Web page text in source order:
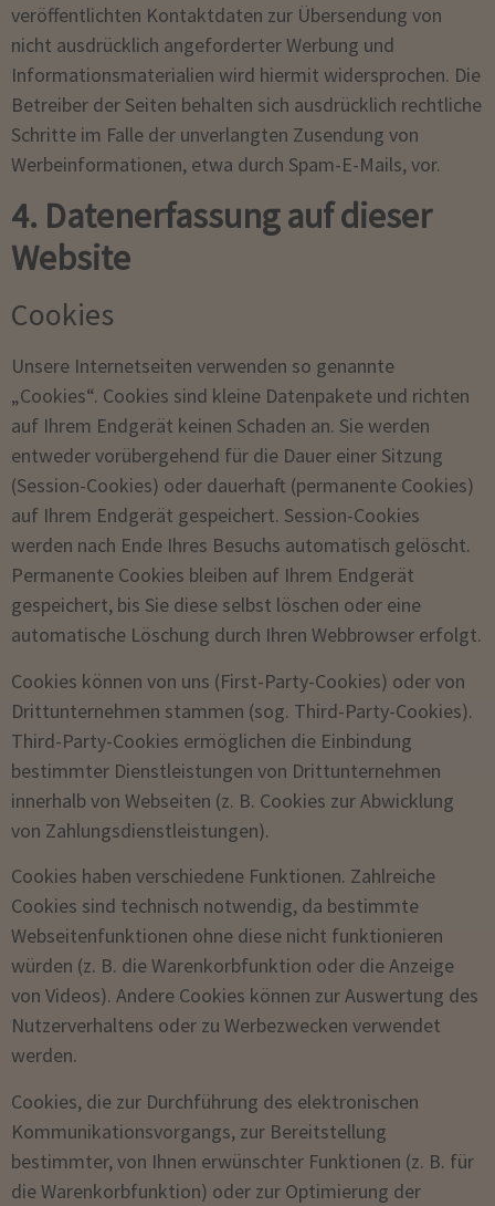
veröffentlichten Kontaktdaten zur Übersendung von
nicht ausdrücklich angeforderter Werbung und
Informationsmaterialien wird hiermit widersprochen. Die
Betreiber der Seiten behalten sich ausdrücklich rechtliche
Schritte im Falle der unverlangten Zusendung von
Werbeinformationen, etwa durch Spam-E-Mails, vor.
4. Datenerfassung auf dieser
Website
Cookies
Unsere Internetseiten verwenden so genannte
„Cookies“. Cookies sind kleine Datenpakete und richten
auf Ihrem Endgerät keinen Schaden an. Sie werden
entweder vorübergehend für die Dauer einer Sitzung
(Session-Cookies) oder dauerhaft (permanente Cookies)
auf Ihrem Endgerät gespeichert. Session-Cookies
werden nach Ende Ihres Besuchs automatisch gelöscht.
Permanente Cookies bleiben auf Ihrem Endgerät
gespeichert, bis Sie diese selbst löschen oder eine
automatische Löschung durch Ihren Webbrowser erfolgt.
Cookies können von uns (First-Party-Cookies) oder von
Drittunternehmen stammen (sog. Third-Party-Cookies).
Third-Party-Cookies ermöglichen die Einbindung
bestimmter Dienstleistungen von Drittunternehmen
innerhalb von Webseiten (z. B. Cookies zur Abwicklung
von Zahlungsdienstleistungen).
Cookies haben verschiedene Funktionen. Zahlreiche
Cookies sind technisch notwendig, da bestimmte
Webseitenfunktionen ohne diese nicht funktionieren
würden (z. B. die Warenkorbfunktion oder die Anzeige
von Videos). Andere Cookies können zur Auswertung des
Nutzerverhaltens oder zu Werbezwecken verwendet
werden.
Cookies, die zur Durchführung des elektronischen
Kommunikationsvorgangs, zur Bereitstellung
bestimmter, von Ihnen erwünschter Funktionen (z. B. für
die Warenkorbfunktion) oder zur Optimierung der